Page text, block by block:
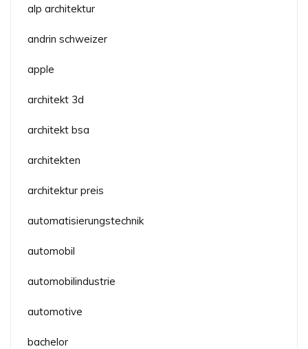
alp architektur
andrin schweizer
apple
architekt 3d
architekt bsa
architekten
architektur preis
automatisierungstechnik
automobil
automobilindustrie
automotive
bachelor